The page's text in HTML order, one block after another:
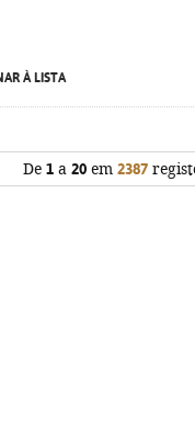
À LISTA
De 1a 20em 2387